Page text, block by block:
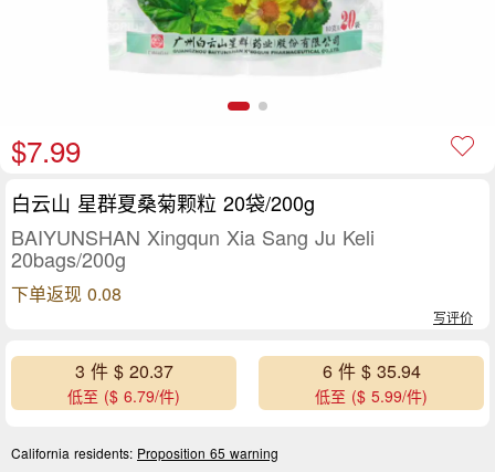
$7.99
白云山 星群夏桑菊颗粒 20袋/200g
BAIYUNSHAN Xingqun Xia Sang Ju Keli
20bags/200g
下单返现 0.08
写评价
3 件 $ 20.37
低至 ($ 6.79/件)
6 件 $ 35.94
低至 ($ 5.99/件)
California residents: Proposition 65 warning